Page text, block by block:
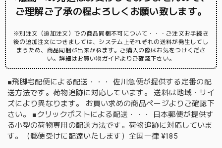
ご理解ご了承の程よろしくお願い致します。
※別注文（追加注文）での商品同梱不可について・・・ご注文お手続き
後の追加注文につきましては、システム上それぞれの送料が発生してし
まうため、商品同梱が出来かねます。ご購入の際はお気をつけくださ
い。詳細はお買い物ガイドよりご確認下さい。
■飛脚宅配便による配送・・・ 佐川急便が提供する定番の配
送方法です。荷物追跡に対応しています。 送料は地域・サイ
ズにより異なります。 お買い求めの商品ページよりご確認下
さい。 ■クリックポストによる配送・・・ 日本郵便が提供す
る小型の荷物専用の配送方法です。荷物追跡に対応していま
す。（郵便受けに配達いたします）全国一律 ¥185